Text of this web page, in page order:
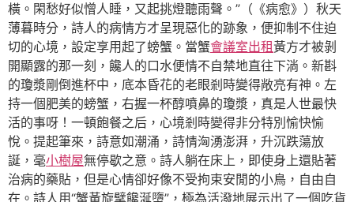
橫。閑愁好似憎人睡，又起挑燈聽雨聲。”（《病愈》）秋天
薄暮時分，詩人的病情方才呈現惡化的跡象，便抑制不住迫
切的心境，設定享用起了螃蟹。當蟹會議室出租 黃方才被剝
開顯露的那一刻，饞人的口水便情不自禁地直往下淌。新斟
的瓊漿剛倒進杯中，底本昏花的老眼剎時變得敞亮有神。左
持一個肥美的螃蟹，右握一杯醇噴鼻的瓊漿，真是人世最快
活的事呀！一頓飽餐之后，心境剎時變得非分特別愉快愉
悅。提起筆來，詩意如潮涌，詩情洶湧澎湃，升沉跌蕩放
誕，毫小樹屋無停歇之意。詩人躺在床上，即使身上還貼著
治病的藥貼，但是心情卻好像不受拘束安閒的小鳥，自由自
在。詩人用“蟹黃旋擘饞涎墮”，極為活潑地展示出了一個吃貨